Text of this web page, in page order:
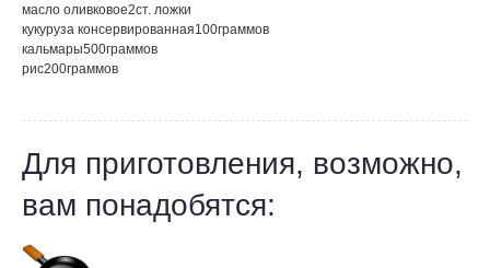
масло оливковое2ст. ложки
кукуруза консервированная100граммов
кальмары500граммов
рис200граммов
Для приготовления, возможно,
вам понадобятся: